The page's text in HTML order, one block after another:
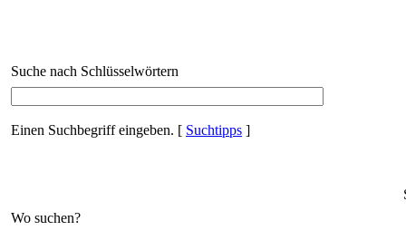
Suche nach Schlüsselwörtern
Einen Suchbegriff eingeben. [ Suchtipps ]
Wo suchen?